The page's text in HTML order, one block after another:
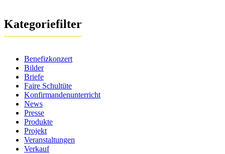
Kategoriefilter
Benefizkonzert
Bilder
Briefe
Faire Schultüte
Konfirmandenunterricht
News
Presse
Produkte
Projekt
Veranstaltungen
Verkauf